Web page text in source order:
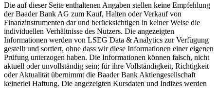
Die auf dieser Seite enthaltenen Angaben stellen keine Empfehlung
der Baader Bank AG zum Kauf, Halten oder Verkauf von
Finanzinstrumenten dar und berücksichtigen in keiner Weise die
individuellen Verhältnisse des Nutzers. Die angezeigten
Informationen werden von LSEG Data & Analytics zur Verfügung
gestellt und sortiert, ohne dass wir diese Informationen einer eigenen
Prüfung unterzogen haben. Die Informationen können falsch, nicht
aktuell oder unvollständig sein; für ihre Vollständigkeit, Richtigkeit
oder Aktualität übernimmt die Baader Bank Aktiengesellschaft
keinerlei Haftung. Die angezeigten Kursdaten und Indizes werden